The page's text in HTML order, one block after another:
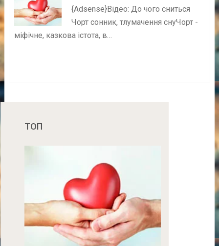
{Adsense}Відео: До чого сниться
Чорт сонник, тлумачення снуЧорт -
міфічне, казкова істота, в…
ТОП